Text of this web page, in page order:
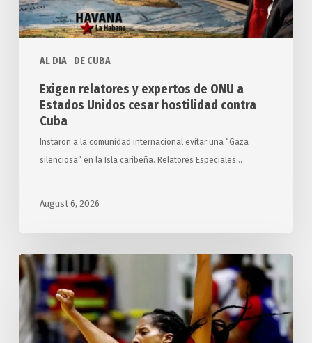
AL DIA DE CUBA
Unidos
cesar
contra
Exigen relatores y expertos de ONU a
Estados Unidos cesar hostilidad contra
Cuba
Instaron a la comunidad internacional evitar una “Gaza
silenciosa” en la Isla caribeña. Relatores Especiales…
August 6, 2026
Suma
Cuba
42
preseas
de